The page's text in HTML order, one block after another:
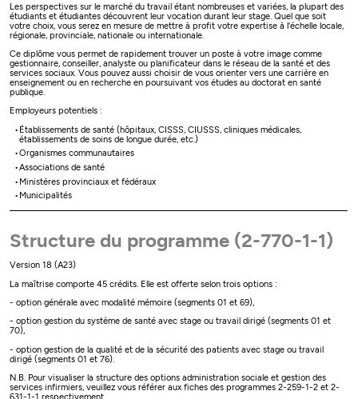
Les perspectives sur le marché du travail étant nombreuses et variées, la plupart des
étudiants et étudiantes découvrent leur vocation durant leur stage. Quel que soit
votre choix, vous serez en mesure de mettre à profit votre expertise à l'échelle locale,
régionale, provinciale, nationale ou internationale.
Ce diplôme vous permet de rapidement trouver un poste à votre image comme
gestionnaire, conseiller, analyste ou planificateur dans le réseau de la santé et des
services sociaux. Vous pouvez aussi choisir de vous orienter vers une carrière en
enseignement ou en recherche en poursuivant vos études au doctorat en santé
publique.
Employeurs potentiels :
Établissements de santé (hôpitaux, CISSS, CIUSSS, cliniques médicales,
établissements de soins de longue durée, etc.)
Organismes communautaires
Associations de santé
Ministères provinciaux et fédéraux
Municipalités
Structure du programme (2-770-1-1)
Version 18 (A23)
La maîtrise comporte 45 crédits. Elle est offerte selon trois options :
- option générale avec modalité mémoire (segments 01 et 69),
- option gestion du système de santé avec stage ou travail dirigé (segments 01 et
70),
- option gestion de la qualité et de la sécurité des patients avec stage ou travail
dirigé (segments 01 et 76).
N.B. Pour visualiser la structure des options administration sociale et gestion des
services infirmiers, veuillez vous référer aux fiches des programmes 2-259-1-2 et 2-